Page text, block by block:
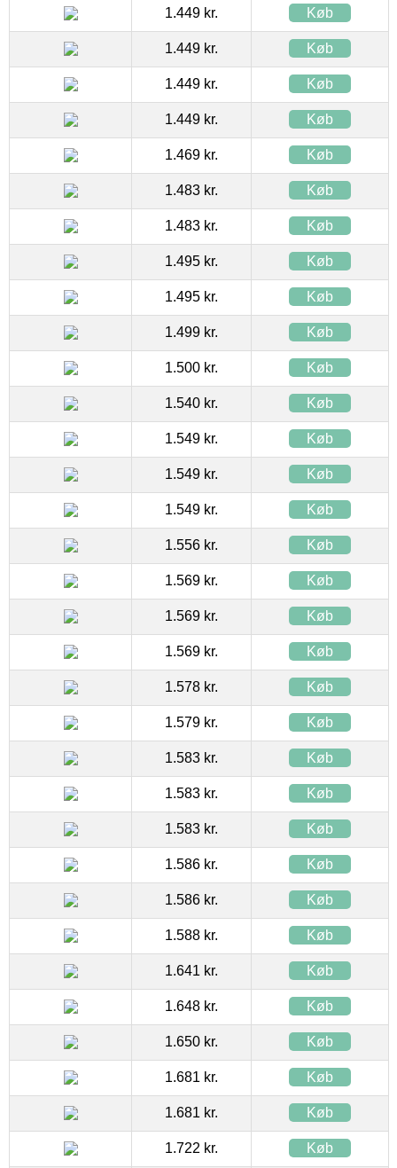
1.449 kr. Køb
1.449 kr. Køb
1.449 kr. Køb
1.449 kr. Køb
1.469 kr. Køb
1.483 kr. Køb
1.483 kr. Køb
1.495 kr. Køb
1.495 kr. Køb
1.499 kr. Køb
1.500 kr. Køb
1.540 kr. Køb
1.549 kr. Køb
1.549 kr. Køb
1.549 kr. Køb
1.556 kr. Køb
1.569 kr. Køb
1.569 kr. Køb
1.569 kr. Køb
1.578 kr. Køb
1.579 kr. Køb
1.583 kr. Køb
1.583 kr. Køb
1.583 kr. Køb
1.586 kr. Køb
1.586 kr. Køb
1.588 kr. Køb
1.641 kr. Køb
1.648 kr. Køb
1.650 kr. Køb
1.681 kr. Køb
1.681 kr. Køb
1.722 kr. Køb